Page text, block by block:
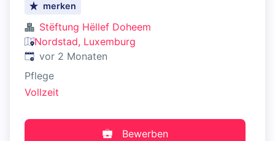
merken
Stëftung Hëllef Doheem
Nordstad, Luxemburg
Veröffentlicht:
vor 2 Monaten
Pflege
Vollzeit
Bewerben